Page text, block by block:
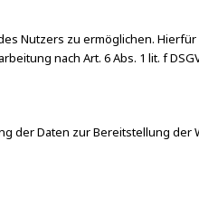
Nutzers zu ermöglichen.
nach Art. 6 Abs. 1 lit. f
der Daten zur Bereitstellung der